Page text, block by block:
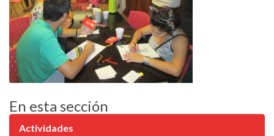
En esta sección
Actividades